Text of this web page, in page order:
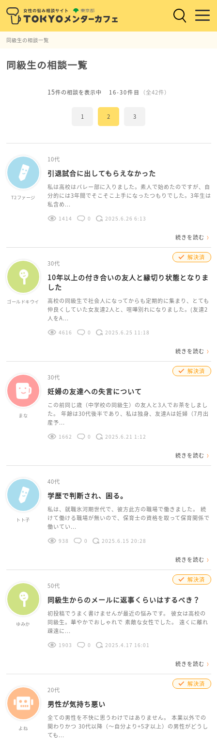
同級生の相談一覧
同級生の相談一覧
15件の相談を表示中 16-30件目 （全42件）
1 2 3
T2ファージ
10代
引退試合に出してもらえなかった
私は高校はバレー部に入りました。素人で始めたのですが、自
分的には3年間でそこそこ上手になったつもりでした。3年生は
私含め...
1414 0 2025.6.26 6:13
続きを読む
ゴールドキウイ
解決済
30代
10年以上の付き合いの友人と縁切り状態となりま
した
高校の同級生で社会人になってからも定期的に集まり、とても
仲良くしていた女友達2人と、喧嘩別れになりました。(友達2
人をA...
4616 0 2025.6.25 11:18
続きを読む
まな
解決済
30代
妊婦の友達への失言について
この前同じ歳（中学校の同級生）の友人と3人でお茶をしまし
た。 年齢は30代後半であり、私は独身、友達Aは妊婦（7月出
産予...
1662 0 2025.6.21 1:12
続きを読む
トト子
40代
学歴で判断され、困る。
私は、就職氷河期世代で、彼方此方の職場で働きました。 続
けて働ける職場が無いので、保育士の資格を取って保育関係で
働いてい...
938 0 2025.6.15 20:28
続きを読む
ゆみか
解決済
50代
同級生からのメールに返事くらいはするべき？
初投稿でうまく書けませんが最近の悩みです。 彼女は高校の
同級生。華やかでおしゃれで 素敵な女性でした。 遠くに離れ
疎遠に...
1903 0 2025.4.17 16:01
続きを読む
よね
解決済
20代
男性が気持ち悪い
全ての男性を不快に思うわけではありません。 本業以外での
関わりかつ 30代以降（〜自分より+5才以上）の男性がどうし
ても...